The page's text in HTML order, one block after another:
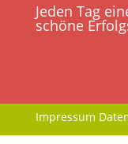
Jeden Tag
schöne
Impressum